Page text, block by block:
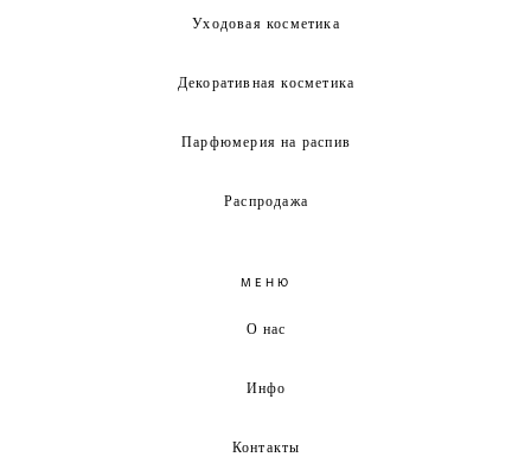
Уходовая косметика
Декоративная косметика
Парфюмерия на распив
Распродажа
МЕНЮ
О нас
Инфо
Контакты